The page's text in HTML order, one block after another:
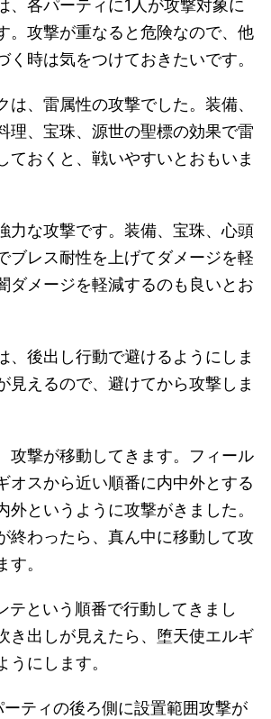
、各パーティに1人が攻撃対象に
。攻撃が重なると危険なので、他
く時は気をつけておきたいです。
は、雷属性の攻撃でした。装備、
理、宝珠、源世の聖標の効果で雷
ておくと、戦いやすいとおもいま
力な攻撃です。装備、宝珠、心頭
ブレス耐性を上げてダメージを軽
ダメージを軽減するのも良いとお
、後出し行動で避けるようにしま
見えるので、避けてから攻撃しま
攻撃が移動してきます。フィール
オスから近い順番に内中外とする
外というように攻撃がきました。
終わったら、真ん中に移動して攻
。
という順番で行動してきまし
き出しが見えたら、堕天使エルギ
うにします。
ティの後ろ側に設置範囲攻撃が